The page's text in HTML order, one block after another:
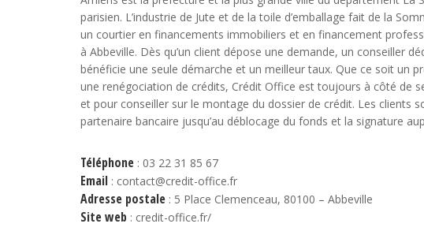
parisien. L’industrie de Jute et de la toile d’emballage fait de la
un courtier en financements immobiliers et en financement
à Abbeville. Dès qu’un client dépose une demande, un conseiller
bénéficie une seule démarche et un meilleur taux. Que ce soit un
une renégociation de crédits, Crédit Office est toujours à côté de
et pour conseiller sur le montage du dossier de crédit. Les clients
partenaire bancaire jusqu’au déblocage du fonds et la signature
Téléphone : 03 22 31 85 67
Email : contact@credit-office.fr
Adresse postale : 5 Place Clemenceau, 80100 – Abbeville
Site web : credit-office.fr/